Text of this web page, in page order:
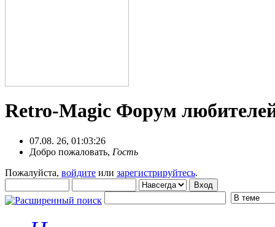
Retro-Magic Форум
07.08. 26, 01:03:26
Добро пожаловать, Гость
Пожалуйста, войдите или зарегистрируйтесь.